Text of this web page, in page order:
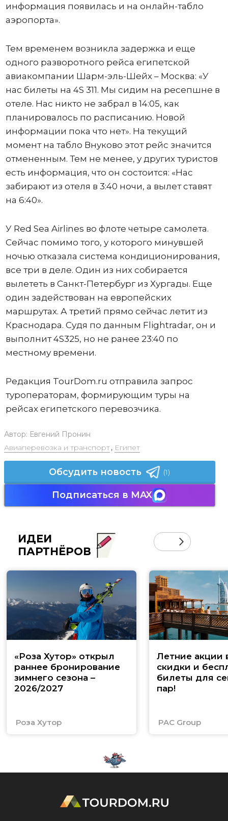
информация появилась и на онлайн-табло
аэропорта».
Тем временем возникла задержка и еще
одного разворотного рейса египетской
авиакомпании Шарм-эль-Шейх – Москва: «У
нас билеты на 4S 311. Мы сидим на ресепшне в
отеле. Нас никто не забрал в 14:05, как
планировалось по расписанию. Новой
информации пока что нет». На текущий
момент на табло Внуково этот рейс значится
отмененным. Тем не менее, у других туристов
есть информация, что он состоится: «Нас
забирают из отеля в 3:40 ночи, а вылет ставят
на 6:40».
У Red Sea Airlines во флоте четыре самолета.
Сейчас помимо того, у которого минувшей
ночью отказала система кондиционирования,
все три в деле. Один из них собирается
вылететь в Санкт-Петербург из Хургады. Еще
один задействован на европейских
маршрутах. А третий прямо сейчас летит из
Краснодара. Судя по данным Flightradar, он и
выполнит 4S325, но не ранее 23:40 по
местному времени.
Редакция TourDom.ru отправила запрос
туроператорам, формирующим туры на
рейсах египетского перевозчика.
Автор: Евгений Пронин
Авиаперевозка и транспорт, Египет
Обсудить новость (1)
Подписаться в MAX
ИДЕИ
ПАРТНЁРОВ
«Роза Хутор» открыл
раннее бронирование
зимнего сезона –
2026/2027
Роза Хутор
Летние акции
скидки и
билеты для
пар!
PAC Group